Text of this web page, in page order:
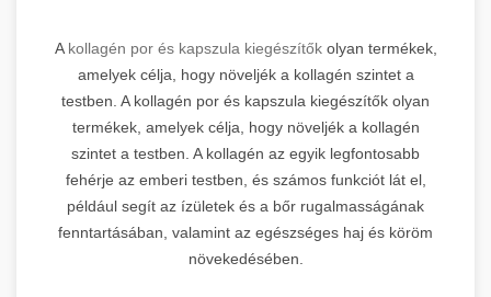
A kollagén por és kapszula kiegészítőkolyan termékek,
amelyek célja, hogy növeljék a kollagén szintet a
testben. A kollagén por és kapszula kiegészítők olyan
termékek, amelyek célja, hogy növeljék a kollagén
szintet a testben. A kollagén az egyik legfontosabb
fehérje az emberi testben, és számos funkciót lát el,
például segít az ízületek és a bőr rugalmasságának
fenntartásában, valamint az egészséges haj és köröm
növekedésében.